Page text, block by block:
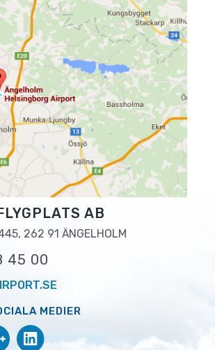
AB
262 91 ÄNGELHOLM
45 00
MEDIER